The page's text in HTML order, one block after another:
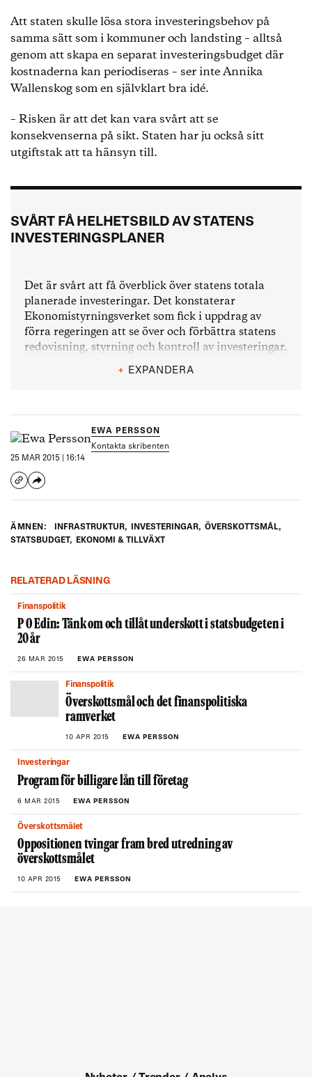
Att staten skulle lösa stora investeringsbehov på
samma sätt som i kommuner och landsting – alltså
genom att skapa en separat investeringsbudget där
kostnaderna kan periodiseras – ser inte Annika
Wallenskog som en självklart bra idé.
– Risken är att det kan vara svårt att se
konsekvenserna på sikt. Staten har ju också sitt
utgiftstak att ta hänsyn till.
SVÅRT FÅ HELHETSBILD AV STATENS
INVESTERINGSPLANER
Det är svårt att få överblick över statens totala
planerade investeringar. Det konstaterar
Ekonomistyrningsverket som fick i uppdrag av
förra regeringen att se över och förbättra statens
redovisning, styrning och kontroll av investeringar.
– Det saknas en röd tråd mellan uppgifterna om
Statens investeringar görs av olika myndigheter.
De i sin tur redovisar investeringar på olika sätt i
inte behöver redovisa dem på samma sätt,
förklarar Elin Broman.
– Men det gör det svårt att följa informationen
från myndigheternas budgetunderlag över till
utfallet i årsredovisningarna.
Ekonomistyrningsverkets förslag är bland annat
att myndigheterna bör lämna information om
investeringar i en gemensam struktur så att det blir
helhetsbild. Förslaget ligger på den nya
regeringens bord.
+ EXPANDERA
EWA PERSSON
Kontakta skribenten
25 MAR 2015 | 16:14
ÄMNEN: INFRASTRUKTUR, INVESTERINGAR, ÖVERSKOTTSMÅL,
STATSBUDGET, EKONOMI & TILLVÄXT
RELATERAD LÄSNING
Finanspolitik
P O Edin: Tänk om och tillåt underskott i statsbudgeten i
20 år
26 MAR 2015 EWA PERSSON
Finanspolitik
Överskottsmål och det finanspolitiska
ramverket
10 APR 2015 EWA PERSSON
Investeringar
Program för billigare lån till företag
6 MAR 2015 EWA PERSSON
Överskottsmålet
Oppositionen tvingar fram bred utredning av
överskottsmålet
10 APR 2015 EWA PERSSON